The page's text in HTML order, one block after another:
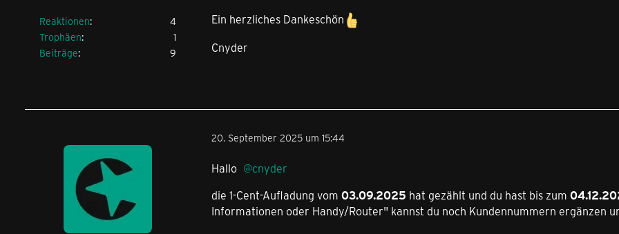
Reaktionen
4
Trophäen
1
Beiträge
9
Ein herzliches Dankeschön
Cnyder
20. September 2025 um 15:44
Hallo
cnyder
die 1-Cent-Aufladung vom 03.09.2025 hat gezählt und du hast bis zum
Informationen oder Handy/Router" kannst du noch Kundennummern ergänzen